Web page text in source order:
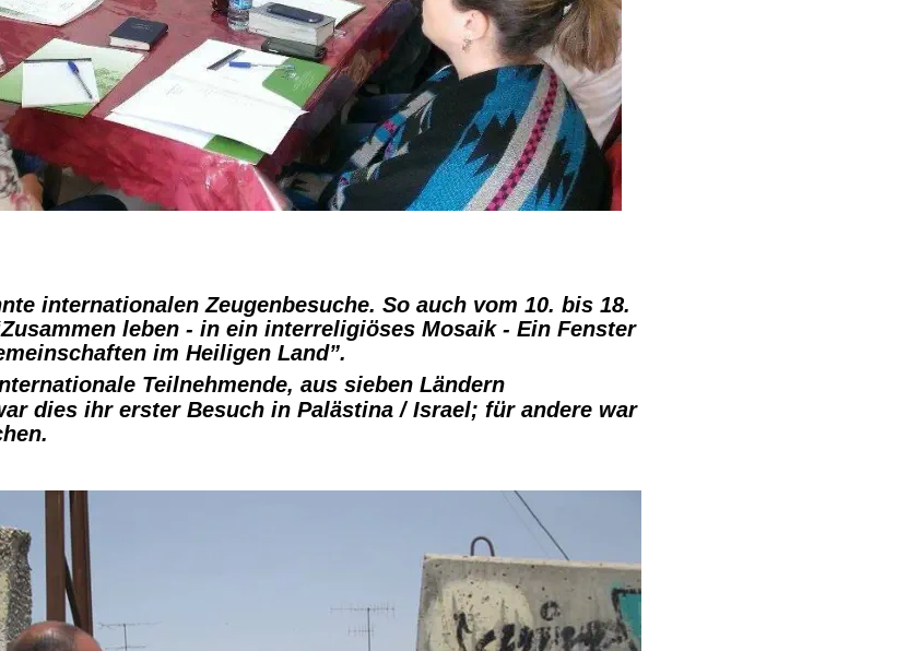
internationalen Zeugenbesuche. So auch vom 10. bis 18.
leben - in ein interreligiöses Mosaik - Ein Fenster
im Heiligen Land”.
Teilnehmende, aus sieben Ländern
dies ihr erster Besuch in Palästina / Israel; für andere war